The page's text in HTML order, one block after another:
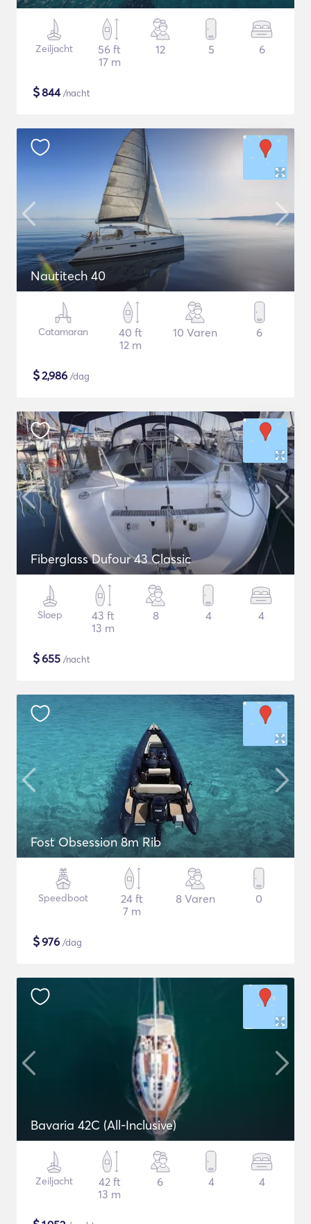
Zeiljacht
56 ft
17 m
12 5 6
$844/nacht
Nautitech 40
Catamaran
40 ft
12 m
10 Varen 6
$2,986 /dag
Fiberglass Dufour 43 Classic
Sloep
43 ft
13 m
8 4 4
$655 /nacht
Fost Obsession 8m Rib
Speedboot
24 ft
7 m
8 Varen 0
$976 /dag
Bavaria 42C (All-Inclusive)
Zeiljacht
42 ft
13 m
6 4 4